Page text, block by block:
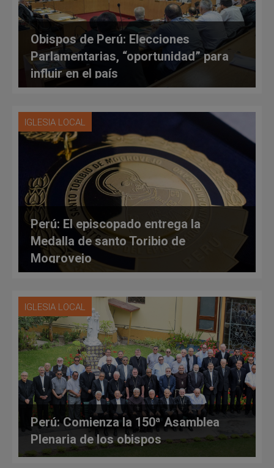
Obispos de Perú: Elecciones
Parlamentarias, “oportunidad” para
influir en el país
IGLESIA LOCAL
Perú: El episcopado entrega la
Medalla de santo Toribio de
Mogrovejo
IGLESIA LOCAL
Perú: Comienza la 150ª Asamblea
Plenaria de los obispos